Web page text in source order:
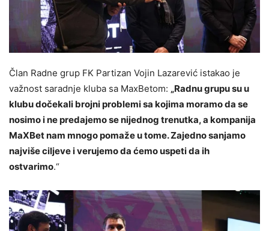
Član Radne grup FK Partizan Vojin Lazarević istakao je
važnost saradnje kluba sa MaxBetom: „Radnu grupu su u
klubu dočekali brojni problemi sa kojima moramo da se
nosimo i ne predajemo se nijednog trenutka, a kompanija
MaXBet nam mnogo pomaže u tome. Zajedno sanjamo
najviše ciljeve i verujemo da ćemo uspeti da ih
ostvarimo.“